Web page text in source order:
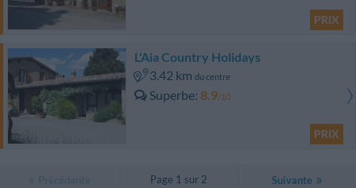
PRIX
L'Aia Country Holidays
3.42 km du centre
Superbe 8.9/10
PRIX
Page 1 sur 2 Suivante